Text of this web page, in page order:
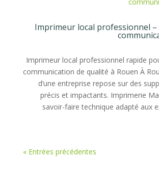
Imprimeur local professionnel
Imprimeur local professionnel rapide
communication de qualité à Rouen À
d’une entreprise repose sur des
précis et impactants. Imprimerie
savoir-faire technique adapté aux
« Entrées précédentes